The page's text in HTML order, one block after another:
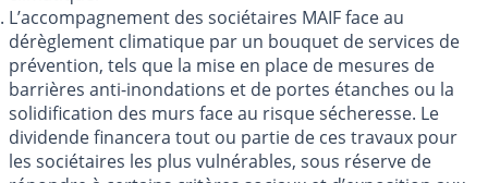
L’accompagnement des sociétaires MAIF face au
dérèglement climatique par un bouquet de services de
prévention, tels que la mise en place de mesures de
barrières anti-inondations et de portes étanches ou la
solidification des murs face au risque sécheresse. Le
dividende financera tout ou partie de ces travaux pour
les sociétaires les plus vulnérables, sous réserve de